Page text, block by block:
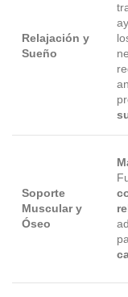
Relajación y
Sueño
Soporte
Muscular y
Óseo